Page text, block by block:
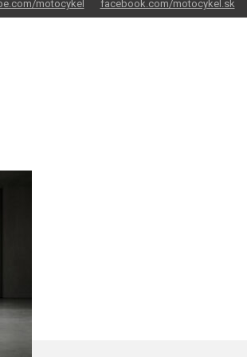
motocykel facebook.com/motocykel.sk